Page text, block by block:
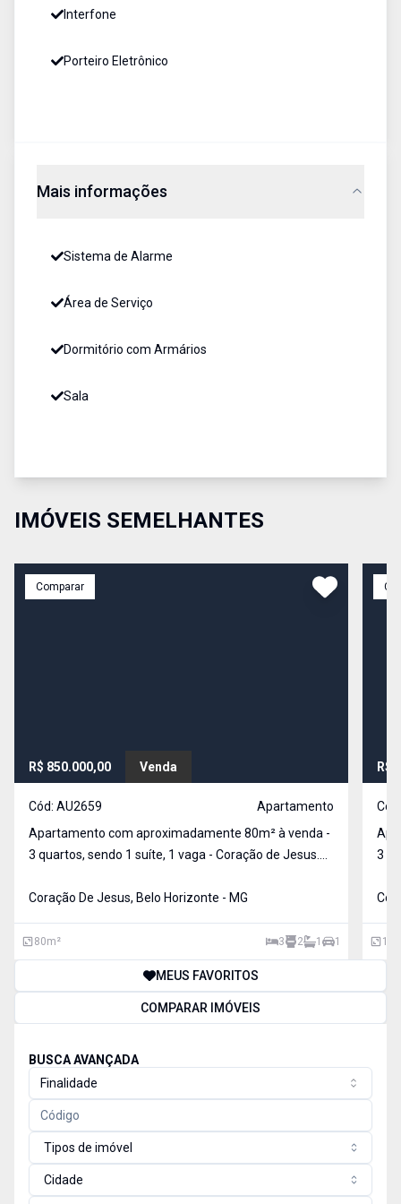
Interfone
Porteiro Eletrônico
Mais informações
Sistema de Alarme
Área de Serviço
Dormitório com Armários
Sala
IMÓVEIS SEMELHANTES
Comparar
R$ 850.000,00 Venda
Cód: AU2659
Apartamento
Apartamento com aproximadamente 80m² à venda -
3 quartos, sendo 1 suíte, 1 vaga - Coração de Jesus.
localização, ideal para quem busca conforto,
regi
Coração De Jesus, Belo Horizonte - MG
80m² 3 2 1 1
R$
3
126
MEUS FAVORITOS
COMPARAR IMÓVEIS
BUSCA AVANÇADA
Finalidade
Tipos de imóvel
Cidade